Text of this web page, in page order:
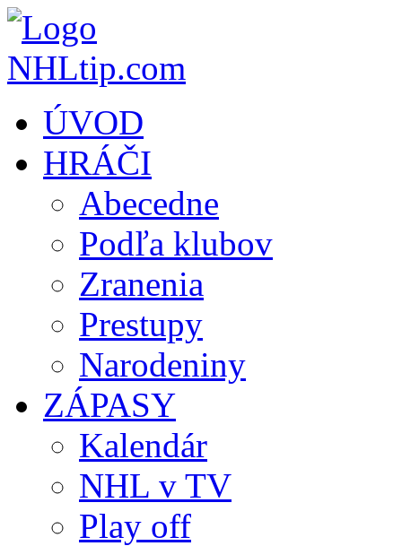
ÚVOD
HRÁČI
Abecedne
Podľa klubov
Zranenia
Prestupy
Narodeniny
ZÁPASY
Kalendár
NHL v TV
Play off